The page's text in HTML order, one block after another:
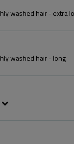
washed hair - extra
washed hair - long